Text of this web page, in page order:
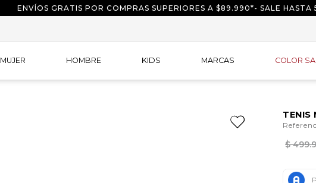
ENVÍOS GRATIS POR COMPRAS SUPERIORES A $89.990*- SALE HASTA
MUJER HOMBRE KIDS MARCAS COLOR
TENIS
$ 499.